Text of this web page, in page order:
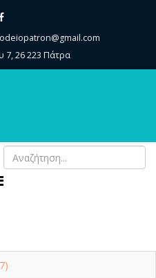
7, 26 223 Πάτρα